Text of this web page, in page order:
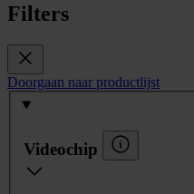
Filters
Doorgaan naar productlijst
Videochip